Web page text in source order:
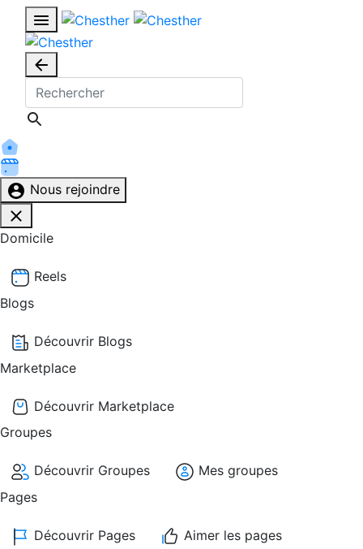
Nous rejoindre
Domicile
Reels
Blogs
Découvrir Blogs
Marketplace
Découvrir Marketplace
Groupes
Découvrir Groupes
Mes groupes
Pages
Découvrir Pages
Aimer les pages